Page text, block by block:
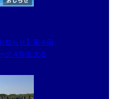
知らせ】第４回
グ４年生大会